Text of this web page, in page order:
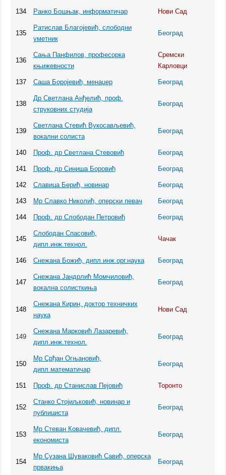
134 Ранко Бошњак, информатичар Нови Сад
135
Ратислав Благојевић, слободни
уметник
Београд
136
Сања Панфилов, професорка
књижевности
Сремски
Карловци
137 Саша Боројевић, менаџер Београд
138
Др Светлана Анђелић, проф.
струковних студија
Београд
139
Светлана Стевић Вукосављевић,
вокални солиста
Београд
140 Проф. др Светлана Стевовић Београд
141 Проф. др Синиша Боровић Београд
142 Славица Берић, новинар Београд
143 Мр Славко Николић, оперски певач Београд
144 Проф. др Слободан Петровић Београд
145
Слободан Спасовић,
дипл.инж.технол.
Чачак
146 Снежана Божић, дипл.инж.орг.наука Београд
147
Снежана Јандрлић Момчиловић,
вокална солисткиња
Београд
148
Снежана Кирин, доктор техничких
наука
Нови Сад
149
Снежана Марковић Лазаревић,
дипл.инж.технол.
Београд
150
Мр Срђан Огњановић,
дипл.математичар
Београд
151 Проф. др Станислав Пејовић Торонто
152
Станко Стојиљковић, новинар и
публициста
Београд
153
Мр Стеван Ковачевић, дипл.
економиста
Београд
154
Мр Сузана Шуваковић Савић, оперска
првакиња
Београд